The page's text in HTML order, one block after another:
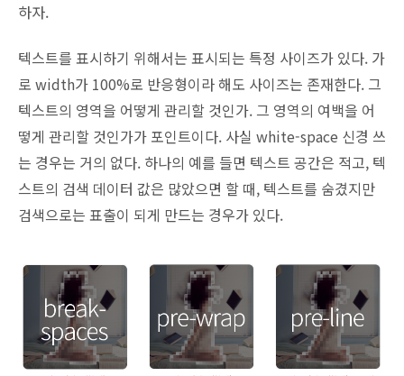
하자.
텍스트를 표시하기 위해서는 표시되는 특정 사이즈가 있다. 가
로 width가 100%로 반응형이라 해도 사이즈는 존재한다. 그
텍스트의 영역을 어떻게 관리할 것인가. 그 영역의 여백을 어
떻게 관리할 것인가가 포인트이다. 사실 white-space 신경 쓰
는 경우는 거의 없다. 하나의 예를 들면 텍스트 공간은 적고, 텍
스트의 검색 데이터 값은 많았으면 할 때, 텍스트를 숨겼지만
검색으로는 표출이 되게 만드는 경우가 있다.